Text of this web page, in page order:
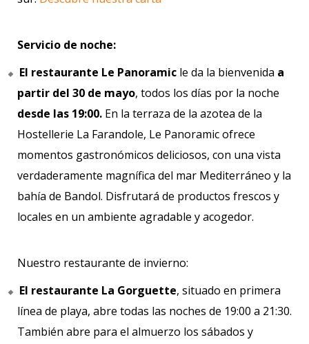
Servicio de noche:
El restaurante Le Panoramic le da la bienvenida a
partir del 30 de mayo, todos los días por la noche
desde las 19:00. En la terraza de la azotea de la
Hostellerie La Farandole, Le Panoramic ofrece
momentos gastronómicos deliciosos, con una vista
verdaderamente magnífica del mar Mediterráneo y la
bahía de Bandol. Disfrutará de productos frescos y
locales en un ambiente agradable y acogedor.
Nuestro restaurante de invierno:
El restaurante La Gorguette, situado en primera
línea de playa, abre todas las noches de 19:00 a 21:30.
También abre para el almuerzo los sábados y